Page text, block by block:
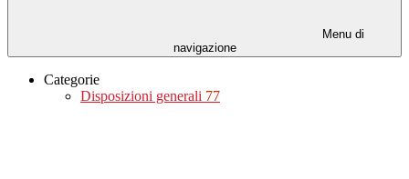
Menu di
navigazione
Categorie
Disposizioni generali 77